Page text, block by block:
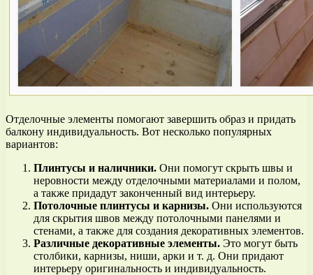
Отделочные элементы помогают завершить образ и придать
балкону индивидуальность. Вот несколько популярных
вариантов:
Плинтусы и наличники. Они помогут скрыть швы и
неровности между отделочными материалами и полом,
а также придадут законченный вид интерьеру.
Потолочные плинтусы и карнизы. Они используются
для скрытия швов между потолочными панелями и
стенами, а также для создания декоративных элементов.
Различные декоративные элементы. Это могут быть
столбики, карнизы, ниши, арки и т. д. Они придают
интерьеру оригинальность и индивидуальность.